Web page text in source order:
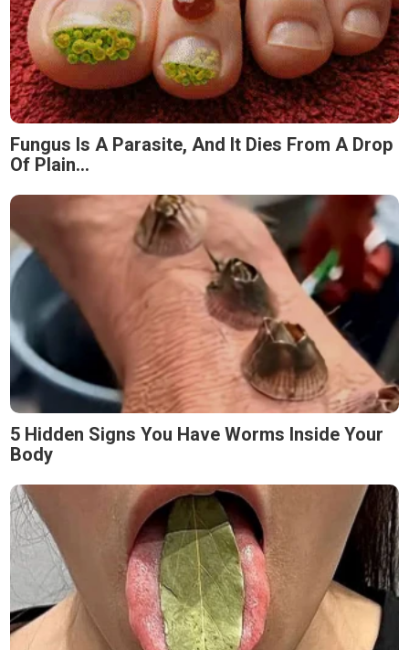
Fungus Is A Parasite, And It Dies From A Drop
Of Plain...
5 Hidden Signs You Have Worms Inside Your
Body